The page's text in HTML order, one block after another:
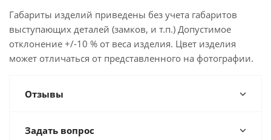
Габариты изделий приведены без учета габаритов
выступающих деталей (замков, и т.п.) Допустимое
отклонение +/-10 % от веса изделия. Цвет изделия
может отличаться от представленного на фотографии.
Отзывы
Задать вопрос